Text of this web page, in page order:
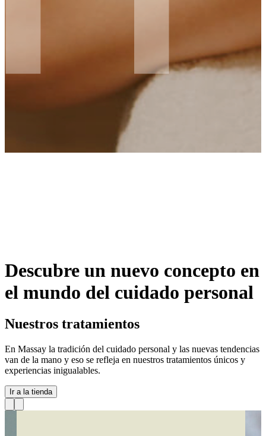
Descubre un nuevo concepto en
el mundo del cuidado personal
Nuestros tratamientos
En Massay la tradición del cuidado personal y las nuevas tendencias
van de la mano y eso se refleja en nuestros tratamientos únicos y
experiencias inigualables.
Ir a la tienda